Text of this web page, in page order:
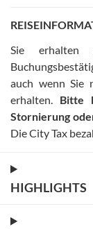
Sie erhalten
auch wenn Sie
erhalten
Bitte
Stornierung
Die City Tax
HIGHLIGHTS